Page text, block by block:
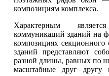
композициям комплекса.
Характерным
коммуникаций зданий на
композициях
зданий представляют
разной длины, равных по
масштабные друг другу